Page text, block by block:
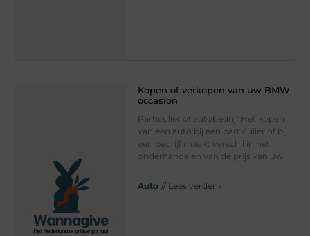
Kopen of verkopen van uw BMW
occasion
Particulier of autobedrijf Het kopen
van een auto bij een particulier of bij
een bedrijf maakt verschil in het
onderhandelen van de prijs van uw
Auto // Lees verder »